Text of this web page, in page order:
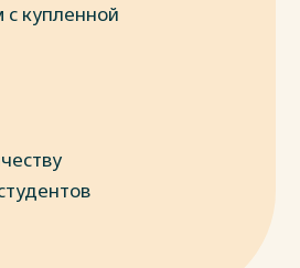
с купленной